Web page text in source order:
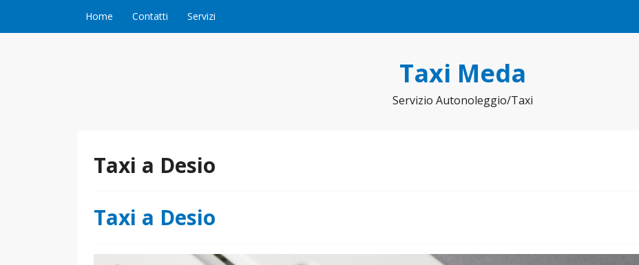
Home Contatti Servizi
Taxi Meda
Servizio Autonoleggio/Taxi
Taxi a Desio
Taxi a Desio